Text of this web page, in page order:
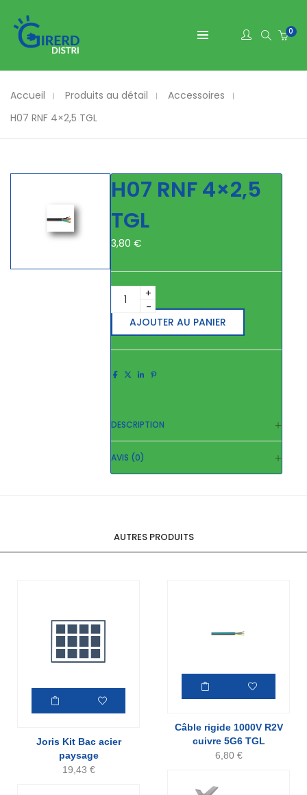
0
Accueil Produits au détail
Accessoires
H07 RNF 4×2,5 TGL
H07 RNF 4×2,5
TGL
3,80€
H07
RNF
4×2,5
TGL
quantity
AJOUTER AU PANIER
DESCRIPTION
AVIS (0)
AUTRES PRODUITS
Joris Kit Bac acier
paysage
19,43 €
Câble rigide 1000V R2V
cuivre 5G6 TGL
6,80 €